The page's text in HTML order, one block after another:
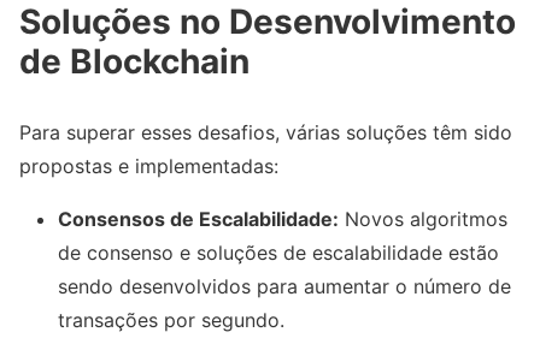
Soluções no Desenvolvimento
de Blockchain
Para superar esses desafios, várias soluções têm sido
propostas e implementadas:
Consensos de Escalabilidade: Novos algoritmos
de consenso e soluções de escalabilidade estão
sendo desenvolvidos para aumentar o número de
transações por segundo.